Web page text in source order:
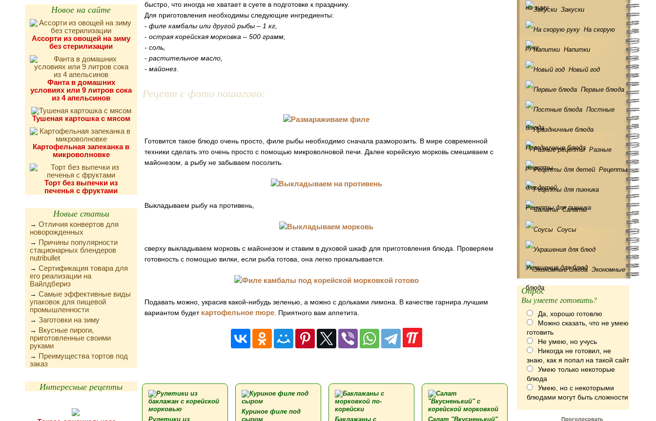
Новое на сайте
Ассорти из овощей на зиму
без стерилизации
Фанта в домашних
условиях или 9 литров сока
из 4 апельсинов
Тушеная картошка с мясом
Картофельная запеканка в
микроволновке
Торт без выпечки из
печенья с фруктами
Новые статьи
→ Отличия конвертов для
новорожденных
→ Причины популярности
стационарных блендеров
nutribullet
→ Сертификация товара для
его реализации на
Вайлдбериз
→ Самые эффективные виды
упаковок для пищевой
промышленности
→ Заготовки на зиму
→ Вкусные пироги,
приготовленные своими
руками
→ Преимущества тортов под
заказ
Интересные рецепты
быстро, что иногда не хватает в суете в подготовке к празднику.
Для приготовления необходимы следующие ингредиенты:
- филе камбалы или другой рыбы – 1 кг,
- острая корейская морковка – 500 грамм,
- соль,
- растительное масло,
- майонез.
Рецепт с фото пошагово:
Готовится такое блюдо очень просто, филе рыбы необходимо сначала разморозить. В мире современной
техники сделать это очень просто с помощью микроволновой печи. Далее корейскую морковь смешиваем с
майонезом, а рыбу не забываем посолить.
Выкладываем рыбу на противень,
сверху выкладываем морковь с майонезом и ставим в духовой шкаф для приготовления блюда. Проверяем
готовность с помощью вилки, если рыба готова, она легко прокалывается.
Подавать можно, украсив какой-нибудь зеленью, а можно с дольками лимона. В качестве гарнира лучшим
вариантом будет картофельное пюре . Приятного вам аппетита.
Рулетики из
Куриное филе под
сыром
Баклажаны с
Салат "Вкусненький"
на зиму Закуски
На скорую
руку Напитки
Новый год
Первые блюда
Постные
блюда
Праздничные блюда Разные
рецепты Рецепты
для детей
Рецепты для пикника
Салаты
Соусы
Украшения для блюд Экономные
блюда
Опрос
Вы умеете готовить?
Да, хорошо готовлю
Можно сказать, что не умею
готовить
Не умею, но учусь
Никогда не готовил, не
знаю, как я попал на такой сайт
Умею только некоторые
блюда
Умею, но с некоторыми
блюдами могут быть сложности
Проголосовать